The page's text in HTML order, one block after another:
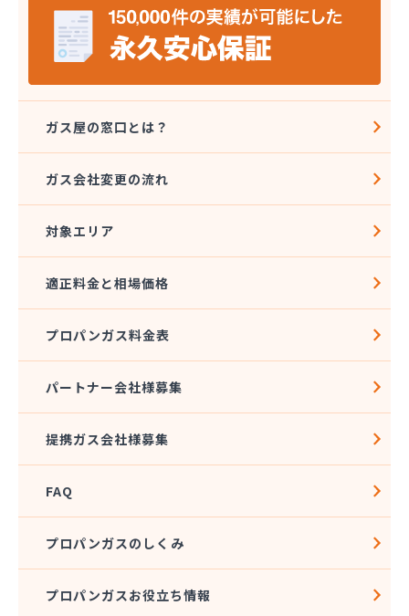
関本プロパン商店
岩崎プロパン
岩谷産業株式会社 エネルギー熊本支店
吉田屋商店
吉武産業株式会社
宮本利一プロパン店
橋口商店
玉名LPガス保安センター
玉名プロパン販売所
玉名団地プロパン株式会社
熊本ガス開発株式会社
熊本クミアイプロパン株式会社
熊本クミアイプロパン株式会社 城北配送センター
熊本県LPガス協会（一般社団法人）お客様相談所
熊本石油株式会社 Dr・Drive 健軍エコ・ステー
ション
熊本石油株式会社 Dr・Drive 清水エコ・ステー
熊本石油株式会社 春日オートガス・スタンド
ガス屋の窓口とは？
ガス会社変更の流れ
対象エリア
適正料金と相場価格
プロパンガス料金表
パートナー会社様募集
提携ガス会社様募集
FAQ
プロパンガスのしくみ
プロパンガスお役立ち情報